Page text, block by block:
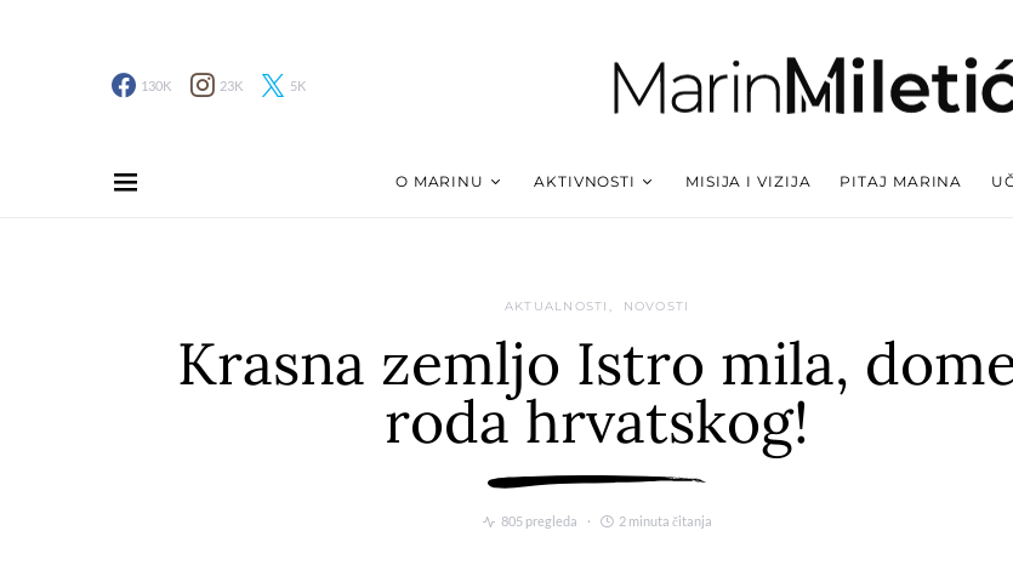
130K 23K 5K
O MARINU AKTIVNOSTI MISIJA I VIZIJA PITAJ MARINA
AKTUALNOSTI NOVOSTI
Krasna zemljo Istro mila,
roda hrvatskog!
805 pregleda 2 minuta čitanja